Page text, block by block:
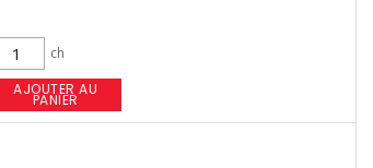
ch
AJOUTER AU
PANIER